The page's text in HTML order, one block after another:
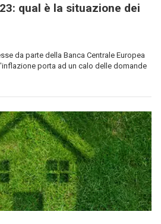
qual è la situazione dei
da parte della Banca Centrale Europea
porta ad un calo delle domande